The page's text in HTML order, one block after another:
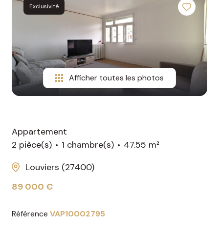
obligatoires
gestion
garantie
des
loyers
impayés
de
location
les
diagnostics
partenaires
nous
rejoindre
Exclusivité
Afficher toutes les photos
Appartement
2 pièce(s)
1 chambre(s)
47.55 m²
Louviers (27400)
89 000 €
Référence VAP10002795